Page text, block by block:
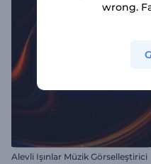
Alevli Işınlar Müzik Görselleştirici
wrong.